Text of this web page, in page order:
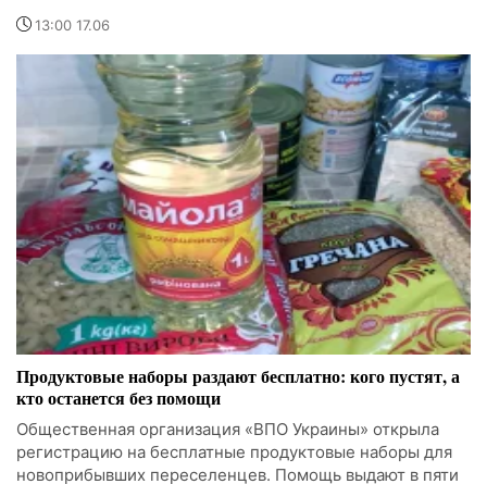
13:00 17.06
Продуктовые наборы раздают бесплатно: кого пустят, а
кто останется без помощи
Общественная организация «ВПО Украины» открыла
регистрацию на бесплатные продуктовые наборы для
новоприбывших переселенцев. Помощь выдают в пяти